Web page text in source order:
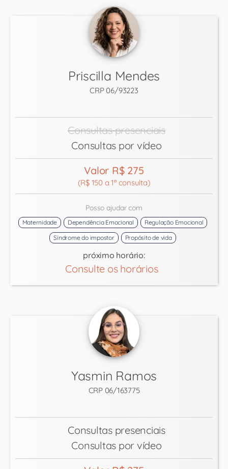
Priscilla Mendes
CRP 06/93223
Consultas presenciais
Consultas por vídeo
Valor R$ 275
(R$ 150 a 1ª consulta)
Posso ajudar com
Maternidade Dependência Emocional
Regulação Emocional
Síndrome do impostor
Propósito de vida
próximo horário:
Consulte os horários
Yasmin Ramos
CRP 06/163775
Consultas presenciais
Consultas por vídeo